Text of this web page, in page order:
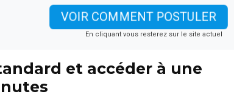
VOIR COMMENT POSTULER
En cliquant vous resterez sur le site actuel
et accéder à une